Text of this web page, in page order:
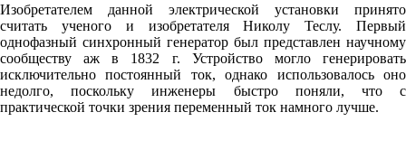
Изобретателем данной электрической установки принято
считать ученого и изобретателя Николу Теслу. Первый
однофазный синхронный генератор был представлен научному
сообществу аж в 1832 г. Устройство могло генерировать
исключительно постоянный ток, однако использовалось оно
недолго, поскольку инженеры быстро поняли, что с
практической точки зрения переменный ток намного лучше.